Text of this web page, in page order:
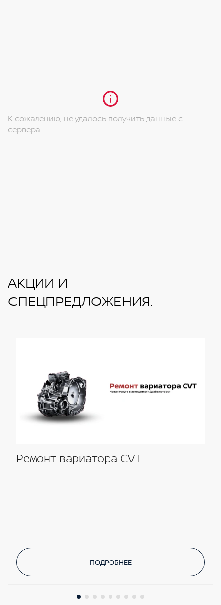
К сожалению, не удалось получить данные с
сервера
АКЦИИ И
СПЕЦПРЕДЛОЖЕНИЯ.
Ремонт вариатора CVT
ПОДРОБНЕЕ